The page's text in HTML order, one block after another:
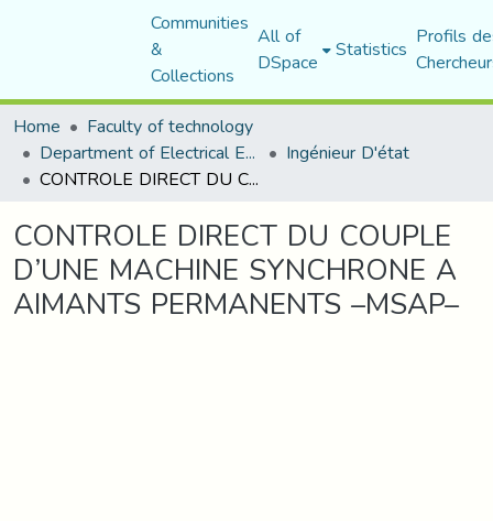
Communities
&
Collections
All of
DSpace Statistics Profils
Home
Faculty of technology
Department of Electrical Engineering Ingénieur D'état
CONTROLE DIRECT DU COUPLE D’UNE MACHINE SYNCHRONE A AIMANTS PERMANENTS –MSAP–
CONTROLE DIRECT DU COUPLE
D’UNE MACHINE SYNCHRONE A
AIMANTS PERMANENTS –MSAP–